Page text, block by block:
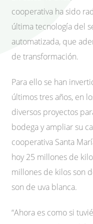
cooperativa ha sido
última tecnología del
automatizada, que
de transformación.
Para ello se han
últimos tres años, en
diversos proyectos
bodega y ampliar su
cooperativa Santa
hoy 25 millones de
millones de kilos son
son de uva blanca.
“Ahora es como si